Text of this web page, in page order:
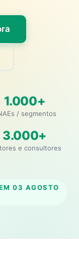
1.000+
/ segmentos
3.000+
e consultores
03 AGOSTO